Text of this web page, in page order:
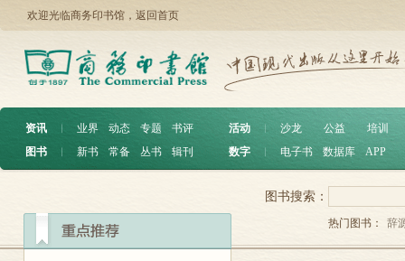
欢迎光临商务印书馆， 返回首页
资讯 ︱ 业界 动态 专题
书评
图书
︱ 新书 常备 丛书 辑刊
活动 沙龙 公益
培训
数字
电子书 数据库 APP
图书搜索：
热门图书： 辞